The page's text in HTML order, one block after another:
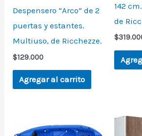
Despensero “Arco” de 2
puertas y estantes.
Multiuso, de Ricchezze.
$129.000
Agregar al carrito
142
de
$